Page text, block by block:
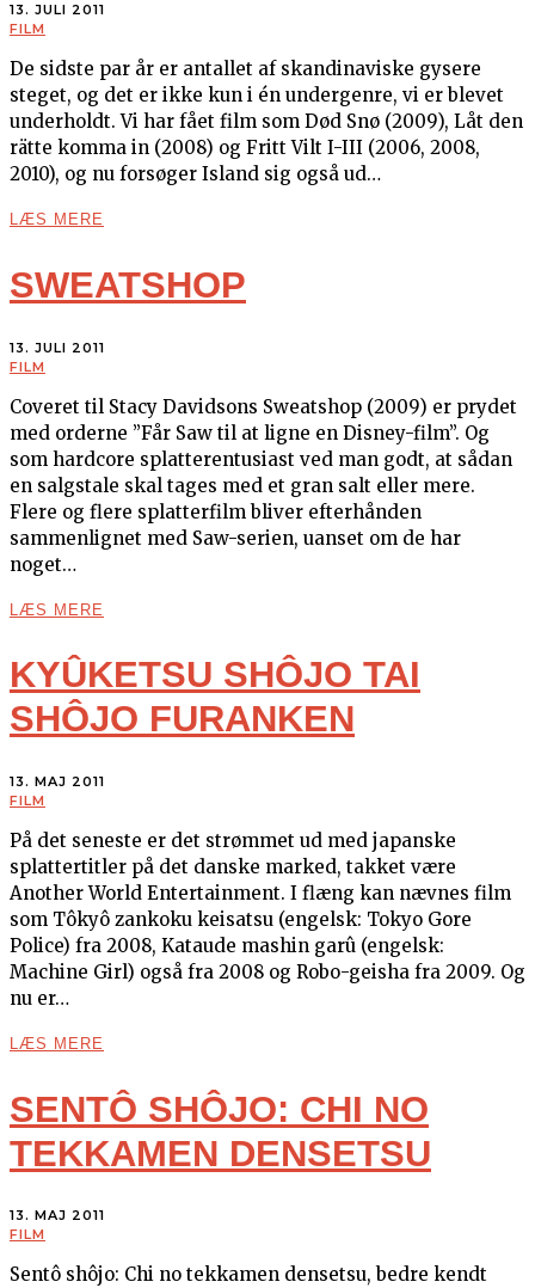
13. JULI 2011
FILM
De sidste par år er antallet af skandinaviske gysere
steget, og det er ikke kun i én undergenre, vi er blevet
underholdt. Vi har fået film som Død Snø (2009), Låt den
rätte komma in (2008) og Fritt Vilt I-III (2006, 2008,
2010), og nu forsøger Island sig også ud…
LÆS MERE
SWEATSHOP
13. JULI 2011
FILM
Coveret til Stacy Davidsons Sweatshop (2009) er prydet
med orderne ”Får Saw til at ligne en Disney-film”. Og
som hardcore splatterentusiast ved man godt, at sådan
en salgstale skal tages med et gran salt eller mere.
Flere og flere splatterfilm bliver efterhånden
sammenlignet med Saw-serien, uanset om de har
noget…
LÆS MERE
KYÛKETSU SHÔJO TAI
SHÔJO FURANKEN
13. MAJ 2011
FILM
På det seneste er det strømmet ud med japanske
splattertitler på det danske marked, takket være
Another World Entertainment. I flæng kan nævnes film
som Tôkyô zankoku keisatsu (engelsk: Tokyo Gore
Police) fra 2008, Kataude mashin garû (engelsk:
Machine Girl) også fra 2008 og Robo-geisha fra 2009. Og
nu er…
LÆS MERE
SENTÔ SHÔJO: CHI NO
TEKKAMEN DENSETSU
13. MAJ 2011
FILM
Sentô shôjo: Chi no tekkamen densetsu, bedre kendt